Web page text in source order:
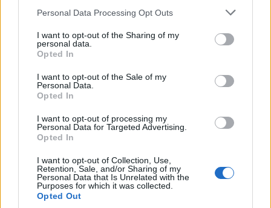
Personal Data Processing Opt Outs
I want to opt-out of the Sharing of my
personal data.
Opted In
I want to opt-out of the Sale of my
Personal Data.
Opted In
I want to opt-out of processing my
Personal Data for Targeted Advertising.
Opted In
I want to opt-out of Collection, Use,
Retention, Sale, and/or Sharing of my
Personal Data that Is Unrelated with the
Purposes for which it was collected.
Opted Out
dla czytelników ostrzeżeniem, a także
wskazówką, do tego jak postępować, gdy
chcemy naprawić swoje winy.
Czytaj także:
Rozważ, jaką rolę w utworze literackim
pełni konstrukcja czasu. Punktem
wyjścia do rozważań uczyń fragment
pracy odwołaj się do: wybranej lektury
obowiązkowej, utworów literackich z
dwóch różnych epok oraz wybranego